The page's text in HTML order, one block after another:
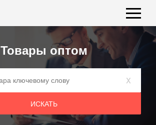
Товары оптом
x